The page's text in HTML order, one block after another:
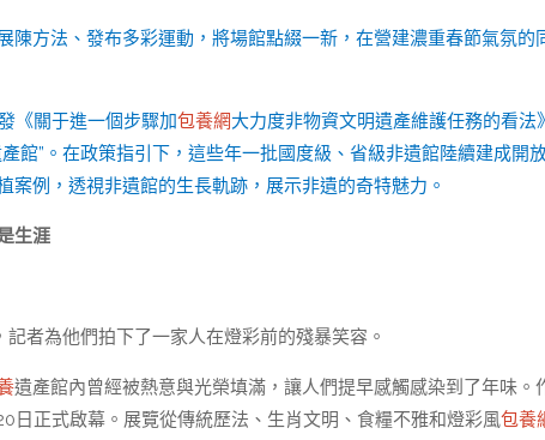
陳方法、發布多彩運動，將場館點綴一新，在營建濃重春節氣氛的
《關于進一個步驟加包養網大力度非物資文明遺產維護任務的看法
館”。在政策指引下，這些年一批國度級、省級非遺館陸續建成開
例，透視非遺館的生長軌跡，展示非遺的奇特魅力。
生涯
者為他們拍下了一家人在燈彩前的殘暴笑容。
遺產館內曾經被熱意與光榮填滿，讓人們提早感觸感染到了年味。
日正式啟幕。展覽從傳統歷法、生肖文明、食糧不雅和燈彩風包養